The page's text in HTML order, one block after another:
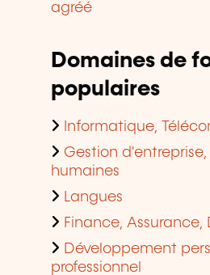
agréé
Domaines de
populaires
Informatique,
Gestion d'entreprise,
humaines
Langues
Finance, Assurance,
Développement
professionnel